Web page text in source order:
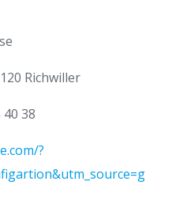
Richwiller
40 38
?